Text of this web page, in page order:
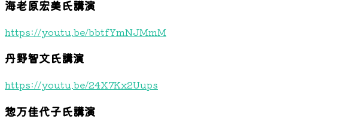
海老原宏美氏講演
https://youtu.be/bbtfYmNJMmM
丹野智文氏講演
https://youtu.be/24X7Kx2Uups
惣万佳代子氏講演